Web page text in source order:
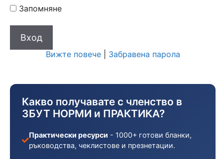
Запомняне
Вижте повече| Забравена парола
Какво получавате с членство в
ЗБУТ НОРМИ и ПРАКТИКА?
Практически ресурси - 1000+ готови бланки,
ръководства, чеклистове и презнетации.